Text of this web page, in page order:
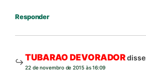
Responder
TUBARAO DEVORADOR
22 de novembro de 2015 às 16:09